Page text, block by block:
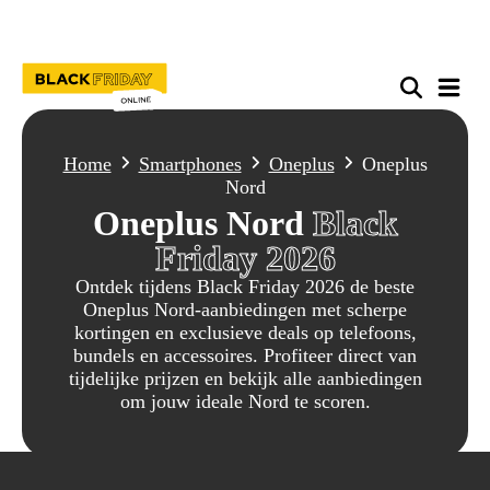
Home Smartphones Oneplus
Oneplus
Nord
Oneplus Nord Black
Friday 2026
Ontdek tijdens Black Friday 2026 de beste
Oneplus Nord-aanbiedingen met scherpe
kortingen en exclusieve deals op telefoons,
bundels en accessoires. Profiteer direct van
tijdelijke prijzen en bekijk alle aanbiedingen
om jouw ideale Nord te scoren.